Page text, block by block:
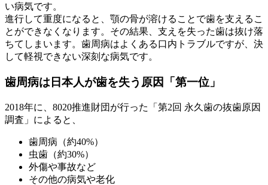
い病気です。
進行して重度になると、顎の骨が溶けることで歯を支えるこ
とができなくなります。その結果、支えを失った歯は抜け落
ちてしまいます。歯周病はよくある口内トラブルですが、決
して軽視できない深刻な病気です。
歯周病は日本人が歯を失う原因「第一位」
2018年に、8020推進財団が行った「第2回 永久歯の抜歯原因
調査」によると、
歯周病（約40%）
虫歯（約30%）
外傷や事故など
その他の病気や老化